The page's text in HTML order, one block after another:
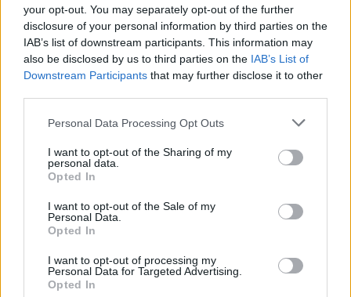
your opt-out. You may separately opt-out of the further
disclosure of your personal information by third parties on the
IAB’s list of downstream participants. This information may
also be disclosed by us to third parties on the IAB’s List of
Downstream Participants that may further disclose it to other
Please note that this website/app uses one or more Google
not limited to your visit or usage behaviour. You may click to
grant or deny consent to Google and its third-party tags to
use your data for below specified purposes in below Google
consent section.
Personal Data Processing Opt Outs
I want to opt-out of the Sharing of my
personal data.
Opted In
I want to opt-out of the Sale of my
Personal Data.
Opted In
I want to opt-out of processing my
Personal Data for Targeted Advertising.
Opted In
Ruotsi
Yhtiökoko
Mikrot
Yhtiömuodot
Asunto-osakeyhtiö
Osuuskunta